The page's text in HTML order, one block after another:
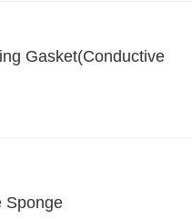
Gasket(Conductive
Sponge